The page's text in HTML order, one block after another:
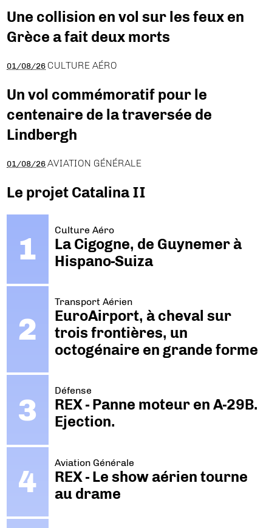
Une collision en vol sur les feux en
Grèce a fait deux morts
01/08/26 CULTURE AÉRO
Un vol commémoratif pour le
centenaire de la traversée de
Lindbergh
01/08/26 AVIATION GÉNÉRALE
Le projet Catalina II
Culture Aéro
La Cigogne, de Guynemer à
Hispano-Suiza
Transport Aérien
EuroAirport, à cheval sur
trois frontières, un
octogénaire en grande forme
Défense
REX - Panne moteur en A-29B.
Ejection.
Aviation Générale
REX - Le show aérien tourne
au drame